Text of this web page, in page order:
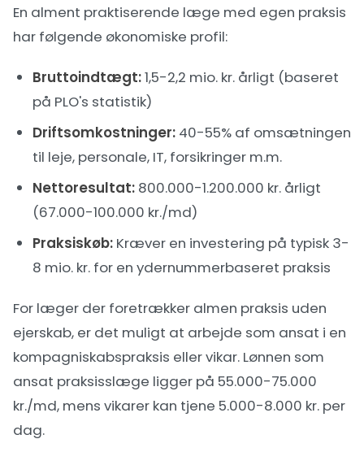
En alment praktiserende læge med egen praksis
har følgende økonomiske profil:
Bruttoindtægt:1,5-2,2 mio. kr. årligt (baseret
på PLO's statistik)
Driftsomkostninger: 40-55% af omsætningen
til leje, personale, IT, forsikringer m.m.
Nettoresultat: 800.000-1.200.000 kr. årligt
(67.000-100.000 kr./md)
Praksiskøb: Kræver en investering på typisk 3-
8 mio. kr. for en ydernummerbaseret praksis
For læger der foretrækker almen praksis uden
ejerskab, er det muligt at arbejde som ansat i en
kompagniskabspraksis eller vikar. Lønnen som
ansat praksisslæge ligger på 55.000-75.000
kr./md, mens vikarer kan tjene 5.000-8.000 kr. per
dag.